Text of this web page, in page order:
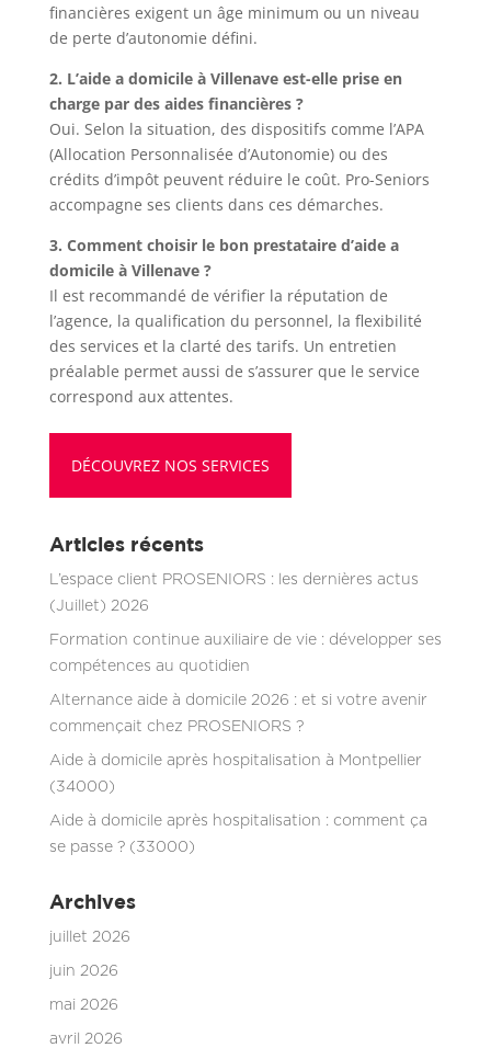
financières exigent un âge minimum ou un niveau
de perte d’autonomie défini.
2. L’aide a domicile à Villenave est-elle prise en
charge par des aides financières ?
Oui. Selon la situation, des dispositifs comme l’APA
(Allocation Personnalisée d’Autonomie) ou des
crédits d’impôt peuvent réduire le coût. Pro-Seniors
accompagne ses clients dans ces démarches.
3. Comment choisir le bon prestataire d’aide a
domicile à Villenave ?
Il est recommandé de vérifier la réputation de
l’agence, la qualification du personnel, la flexibilité
des services et la clarté des tarifs. Un entretien
préalable permet aussi de s’assurer que le service
correspond aux attentes.
DÉCOUVREZ NOS SERVICES
Articles récents
L’espace client PROSENIORS : les dernières actus
(Juillet) 2026
Formation continue auxiliaire de vie : développer ses
compétences au quotidien
Alternance aide à domicile 2026 : et si votre avenir
commençait chez PROSENIORS ?
Aide à domicile après hospitalisation à Montpellier
(34000)
Aide à domicile après hospitalisation : comment ça
se passe ? (33000)
Archives
juillet 2026
juin 2026
mai 2026
avril 2026